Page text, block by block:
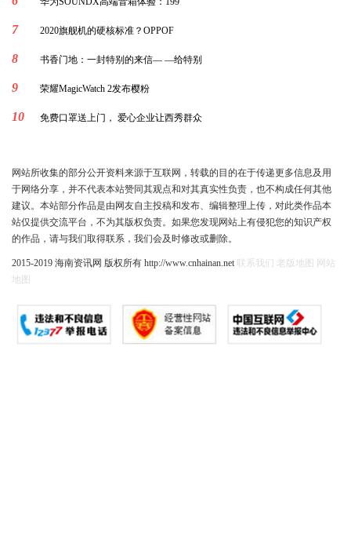
7 2020旗舰机的硬核标准？OPPOF
8 书香门地：一封特别的来信— —给特别
9 荣耀MagicWatch 2发布樱粉
10 免费口罩送上门， 爱心企业让西秀群众
网站所收集的部分公开资料来源于互联网，转载的目的在于传递更多信息及用
于网络分享，并不代表本站赞同其观点和对其真实性负责，也不构成任何其他
建议。本站部分作品是由网友自主投稿和发布、编辑整理上传，对此类作品本
站仅提供交流平台，不为其版权负责。如果您发现网站上有侵犯您的知识产权
的作品，请与我们取得联系，我们会及时修改或删除。
2015-2019 海南资讯网 版权所有 http://www.cnhainan.net 联系我们 老版地图
网站
地图